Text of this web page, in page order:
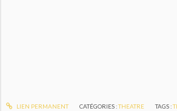
LIEN PERMANENT CATÉGORIES :THEATRE TAGS :